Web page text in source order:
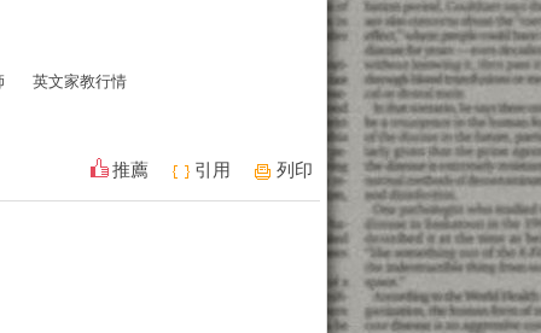
英文家教行情
推薦 引用 列印